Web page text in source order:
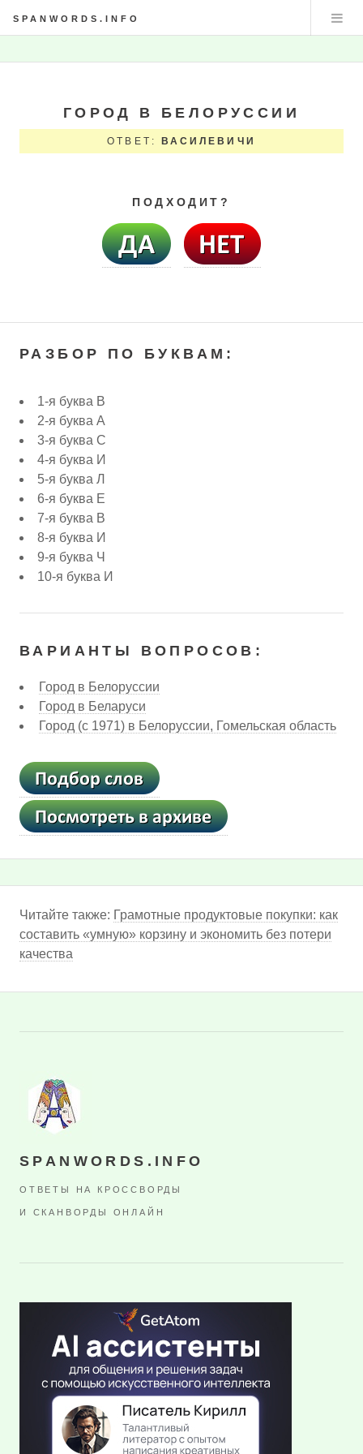
SPANWORDS.INFO
ГОРОД В БЕЛОРУССИИ
ОТВЕТ: ВАСИЛЕВИЧИ
ПОДХОДИТ?
РАЗБОР ПО БУКВАМ:
1-я буква В
2-я буква А
3-я буква С
4-я буква И
5-я буква Л
6-я буква Е
7-я буква В
8-я буква И
9-я буква Ч
10-я буква И
ВАРИАНТЫ ВОПРОСОВ:
Город в Белоруссии
Город в Беларуси
Город (с 1971) в Белоруссии, Гомельская область
Читайте также: Грамотные продуктовые покупки: как
составить «умную» корзину и экономить без потери
качества
SPANWORDS.INFO
ОТВЕТЫ НА КРОССВОРДЫ
И СКАНВОРДЫ ОНЛАЙН